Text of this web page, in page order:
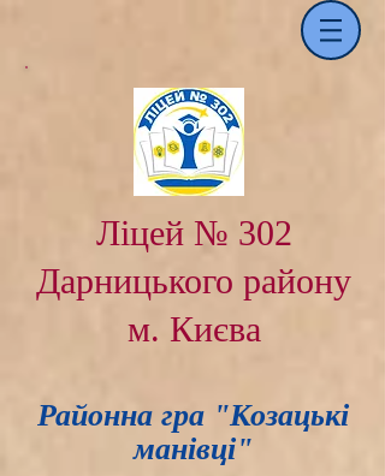
Ліцей № 302
Дарницького району
м. Києва
Районна гра "Козацькі
манівці"